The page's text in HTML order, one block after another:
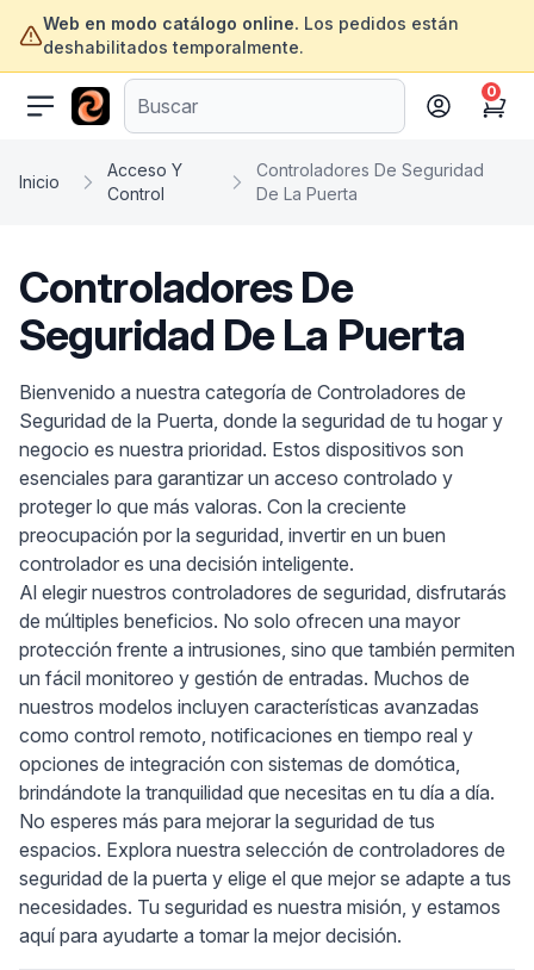
Web en modo catálogo online. Los pedidos están
deshabilitados temporalmente.
ofertasinformatica.com
Cart
0
Inicio
Acceso Y
Control
Controladores De Seguridad
De La Puerta
Controladores De
Seguridad De La Puerta
Bienvenido a nuestra categoría de Controladores de
Seguridad de la Puerta, donde la seguridad de tu hogar y
negocio es nuestra prioridad. Estos dispositivos son
esenciales para garantizar un acceso controlado y
proteger lo que más valoras. Con la creciente
preocupación por la seguridad, invertir en un buen
controlador es una decisión inteligente.
Al elegir nuestros controladores de seguridad, disfrutarás
de múltiples beneficios. No solo ofrecen una mayor
protección frente a intrusiones, sino que también permiten
un fácil monitoreo y gestión de entradas. Muchos de
nuestros modelos incluyen características avanzadas
como control remoto, notificaciones en tiempo real y
opciones de integración con sistemas de domótica,
brindándote la tranquilidad que necesitas en tu día a día.
No esperes más para mejorar la seguridad de tus
espacios. Explora nuestra selección de controladores de
seguridad de la puerta y elige el que mejor se adapte a tus
necesidades. Tu seguridad es nuestra misión, y estamos
aquí para ayudarte a tomar la mejor decisión.